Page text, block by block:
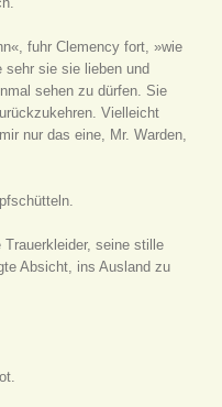
fuhr Clemency fort, »wie
sehr sie sie lieben und
sehen zu dürfen. Sie
Vielleicht
nur das eine, Mr. Warden,
seine stille
Absicht, ins Ausland zu